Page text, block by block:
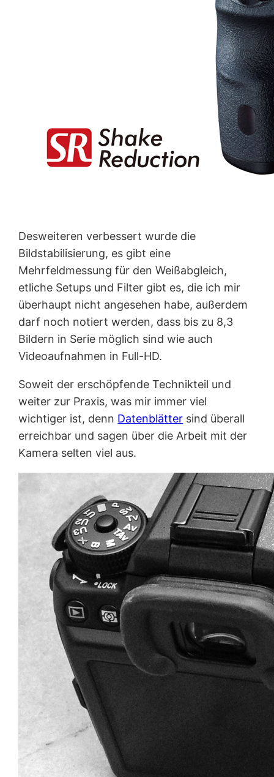
Desweiteren verbessert wurde die
Bildstabilisierung, es gibt eine
Mehrfeldmessung für den Weißabgleich,
etliche Setups und Filter gibt es, die ich mir
überhaupt nicht angesehen habe, außerdem
darf noch notiert werden, dass bis zu 8,3
Bildern in Serie möglich sind wie auch
Videoaufnahmen in Full-HD.
Soweit der erschöpfende Technikteil und
weiter zur Praxis, was mir immer viel
wichtiger ist, denn Datenblätter sind überall
erreichbar und sagen über die Arbeit mit der
Kamera selten viel aus.